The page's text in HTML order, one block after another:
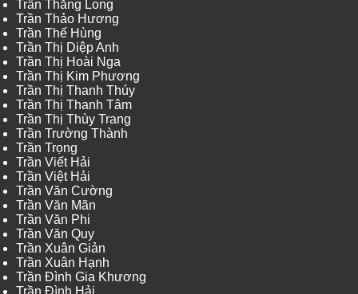
Trần Thăng Long
Trần Thảo Hương
Trần Thế Hùng
Trần Thị Diệp Anh
Trần Thị Hoài Nga
Trần Thị Kim Phương
Trần Thị Thanh Thúy
Trần Thị Thanh Tâm
Trần Thị Thùy Trang
Trần Trường Thành
Trần Trọng
Trần Viết Hải
Trần Việt Hải
Trần Văn Cường
Trần Văn Mãn
Trần Văn Phi
Trần Văn Quy
Trần Xuân Giản
Trần Xuân Hạnh
Trần Đình Gia Khương
Trần Đình Hải